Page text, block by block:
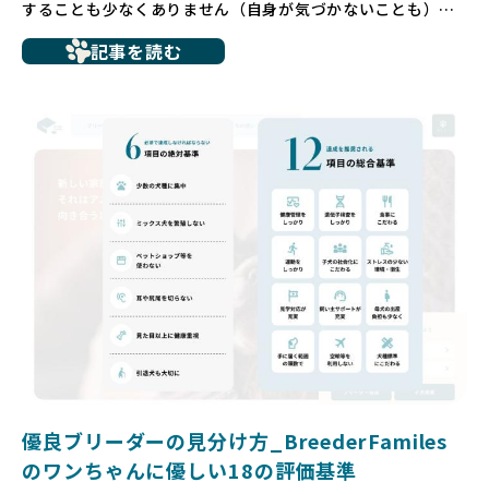
することも少なくありません（自身が気づかないことも）。
ち、健康面や社会性に問題を抱えていたり、またブリーダー
いるというケースもあります。こうした問題は、消費者にと
っても大きな負担であり、ワンちゃん自身にとっても非常に
だからこそ、私たちは正しい情報と安心して選べる場所を提
供すべきだと考えています。BreederFamiliesでは、ワンち
ゃんを家族のように愛する「優良ブリーダー」のみを独自の
厳しい基準で厳選し、その評価基準や評価結果をオープンに
しています。これにより、消費者の皆様が安心して子犬やブ
リーダーを選べる環境を整えています。
そして、消費者の皆様が正しい情報をもとに優良ブリーダー
を求めることで、ワンちゃんを家族のように愛する優良ブリ
ーダーが増え、営利優先の「悪徳ブリーダー」が自然と淘汰
される社会を目指しています。目の前の子犬だけでなく、親
ゃんに優しい世界を築いていきたいと考えています。
記事を読む
優良ブリーダーの見分け方_BreederFamiles
のワンちゃんに優しい18の評価基準